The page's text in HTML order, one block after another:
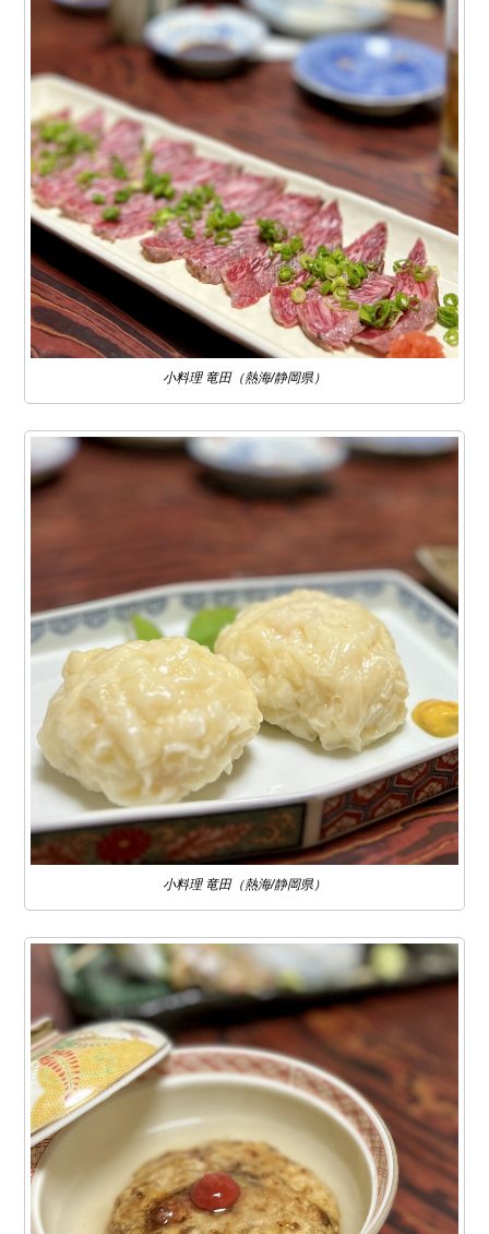
小料理 竜田（熱海/静岡県）
小料理 竜田（熱海/静岡県）